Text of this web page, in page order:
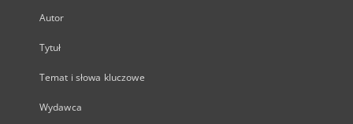
Autor
Tytuł
Temat i słowa kluczowe
Wydawca